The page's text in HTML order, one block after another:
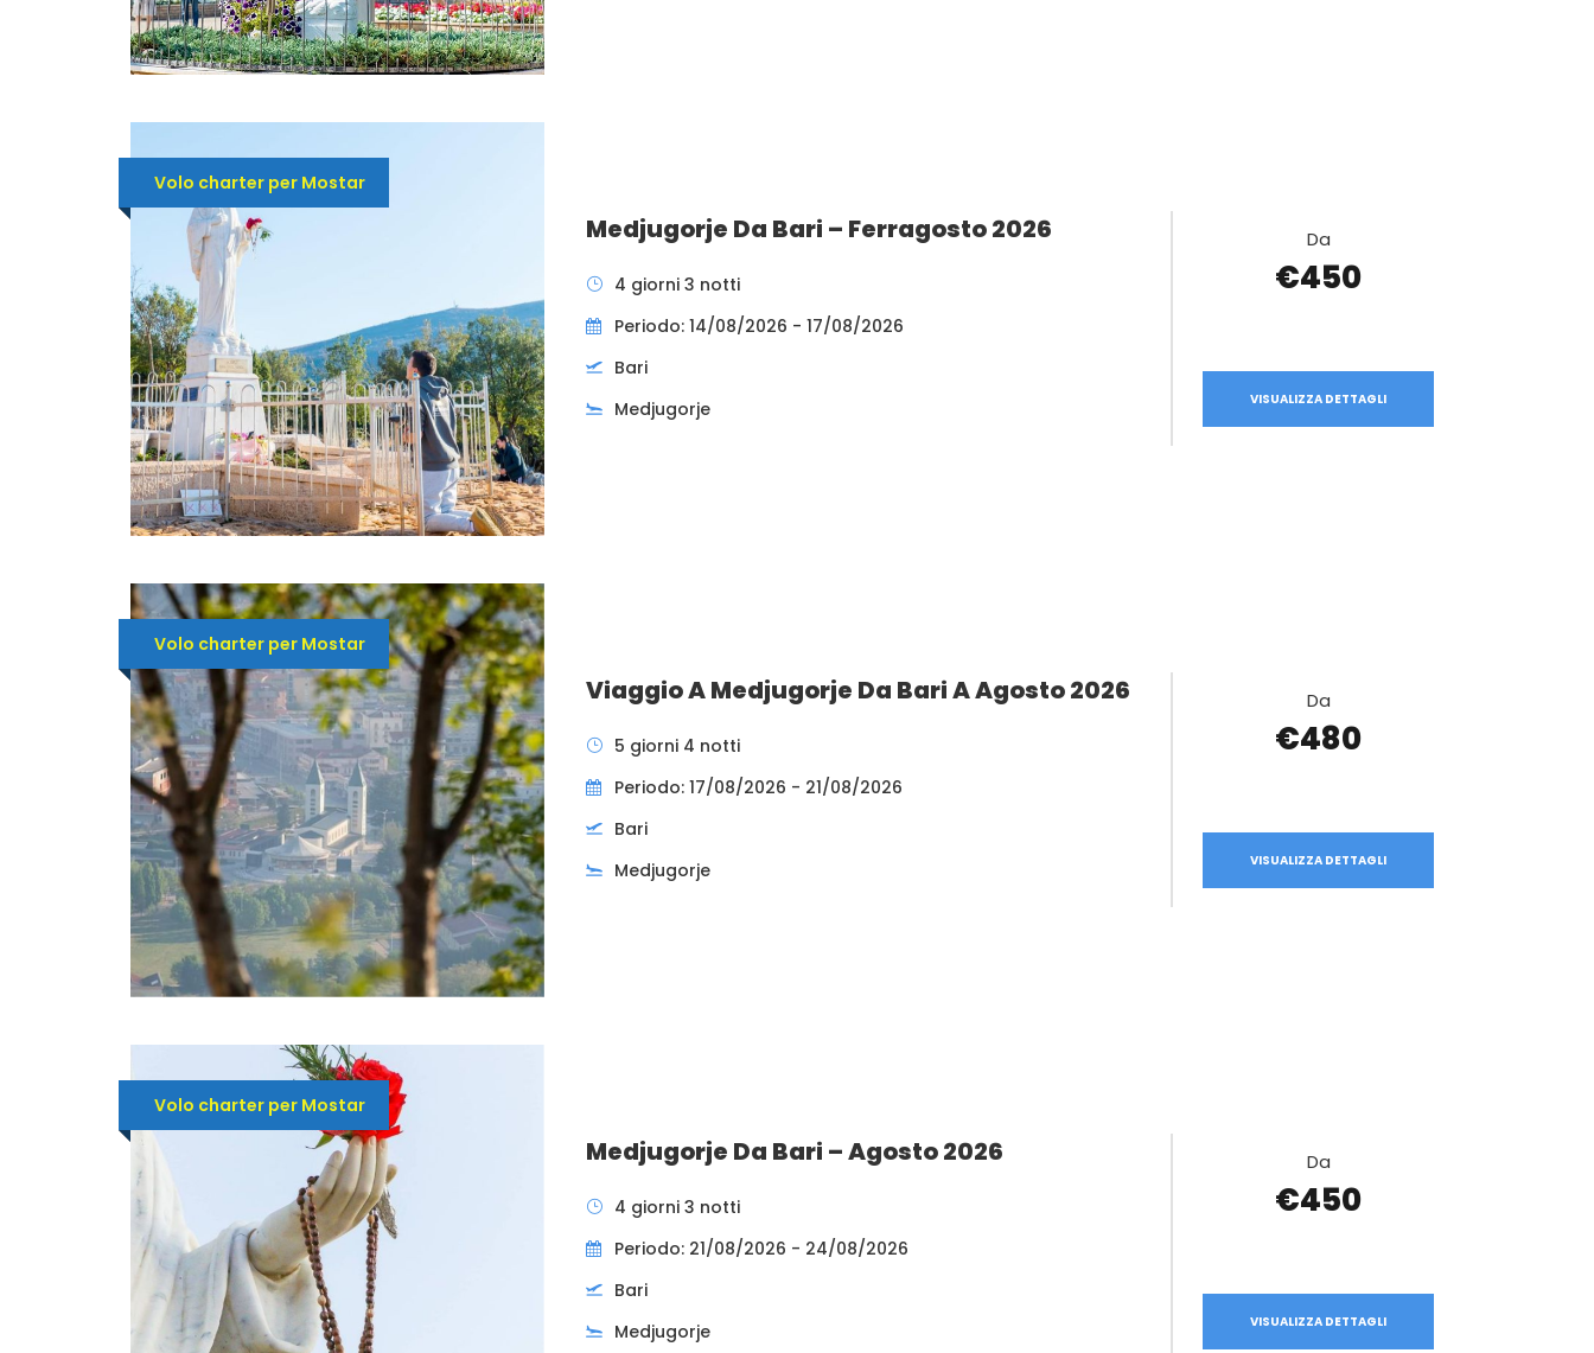
Volo charter per Mostar
Medjugorje Da Bari – Ferragosto 2026
4 giorni 3 notti
Periodo: 14/08/2026 - 17/08/2026
Bari
Medjugorje
Da
€450
VISUALIZZA DETTAGLI
Volo charter per Mostar
Viaggio A Medjugorje Da Bari A Agosto 2026
5 giorni 4 notti
Periodo: 17/08/2026 - 21/08/2026
Bari
Medjugorje
Da
€480
VISUALIZZA DETTAGLI
Volo charter per Mostar
Medjugorje Da Bari – Agosto 2026
4 giorni 3 notti
Periodo: 21/08/2026 - 24/08/2026
Bari
Medjugorje
Da
€450
VISUALIZZA DETTAGLI